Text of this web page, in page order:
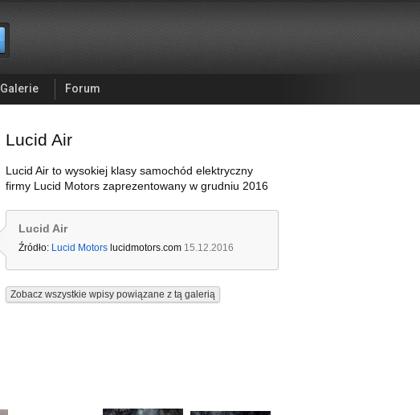
Galerie Forum
Lucid Air
Lucid Air to wysokiej klasy samochód elektryczny
firmy Lucid Motors zaprezentowany w grudniu 2016
Lucid Air
Źródło: Lucid Motors lucidmotors.com 15.12.2016
Zobacz wszystkie wpisy powiązane z tą galerią